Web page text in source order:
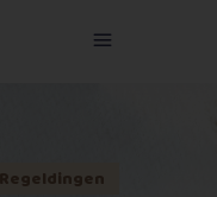
Regeldingen